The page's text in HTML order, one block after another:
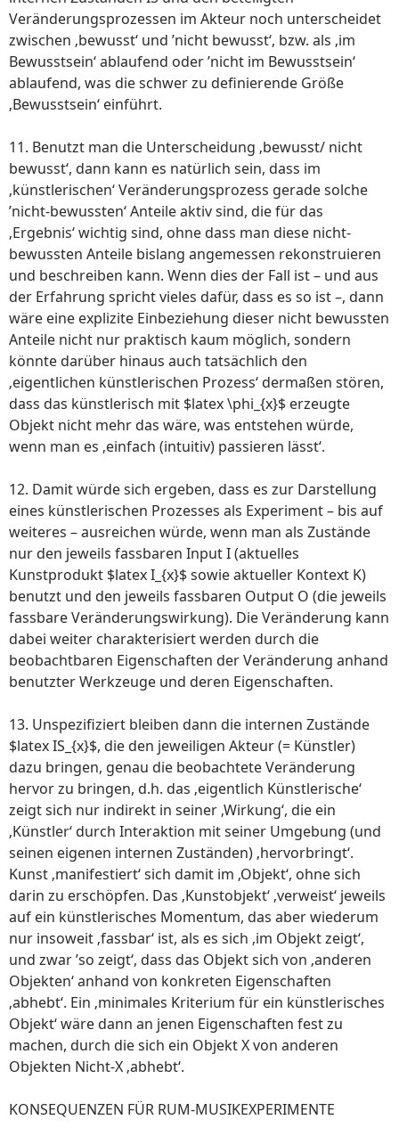
Veränderungsprozessen im Akteur noch unterscheidet
zwischen ‚bewusst‘ und ’nicht bewusst‘, bzw. als ‚im
Bewusstsein‘ ablaufend oder ’nicht im Bewusstsein‘
ablaufend, was die schwer zu definierende Größe
‚Bewusstsein‘ einführt.
11. Benutzt man die Unterscheidung ‚bewusst/ nicht
bewusst‘, dann kann es natürlich sein, dass im
‚künstlerischen‘ Veränderungsprozess gerade solche
’nicht-bewussten‘ Anteile aktiv sind, die für das
‚Ergebnis‘ wichtig sind, ohne dass man diese nicht-
bewussten Anteile bislang angemessen rekonstruieren
und beschreiben kann. Wenn dies der Fall ist – und aus
der Erfahrung spricht vieles dafür, dass es so ist –, dann
wäre eine explizite Einbeziehung dieser nicht bewussten
Anteile nicht nur praktisch kaum möglich, sondern
könnte darüber hinaus auch tatsächlich den
‚eigentlichen künstlerischen Prozess‘ dermaßen stören,
dass das künstlerisch mit $latex \phi_{x}$ erzeugte
Objekt nicht mehr das wäre, was entstehen würde,
wenn man es ‚einfach (intuitiv) passieren lässt‘.
12. Damit würde sich ergeben, dass es zur Darstellung
eines künstlerischen Prozesses als Experiment – bis auf
weiteres – ausreichen würde, wenn man als Zustände
nur den jeweils fassbaren Input I (aktuelles
Kunstprodukt $latex I_{x}$ sowie aktueller Kontext K)
benutzt und den jeweils fassbaren Output O (die jeweils
fassbare Veränderungswirkung). Die Veränderung kann
dabei weiter charakterisiert werden durch die
beobachtbaren Eigenschaften der Veränderung anhand
benutzter Werkzeuge und deren Eigenschaften.
13. Unspezifiziert bleiben dann die internen Zustände
$latex IS_{x}$, die den jeweiligen Akteur (= Künstler)
dazu bringen, genau die beobachtete Veränderung
hervor zu bringen, d.h. das ‚eigentlich Künstlerische‘
zeigt sich nur indirekt in seiner ‚Wirkung‘, die ein
‚Künstler‘ durch Interaktion mit seiner Umgebung (und
seinen eigenen internen Zuständen) ‚hervorbringt‘.
Kunst ‚manifestiert‘ sich damit im ‚Objekt‘, ohne sich
darin zu erschöpfen. Das ‚Kunstobjekt‘ ‚verweist‘ jeweils
auf ein künstlerisches Momentum, das aber wiederum
nur insoweit ‚fassbar‘ ist, als es sich ‚im Objekt zeigt‘,
und zwar ’so zeigt‘, dass das Objekt sich von ‚anderen
Objekten‘ anhand von konkreten Eigenschaften
‚abhebt‘. Ein ‚minimales Kriterium für ein künstlerisches
Objekt‘ wäre dann an jenen Eigenschaften fest zu
machen, durch die sich ein Objekt X von anderen
Objekten Nicht-X ‚abhebt‘.
KONSEQUENZEN FÜR RUM-MUSIKEXPERIMENTE